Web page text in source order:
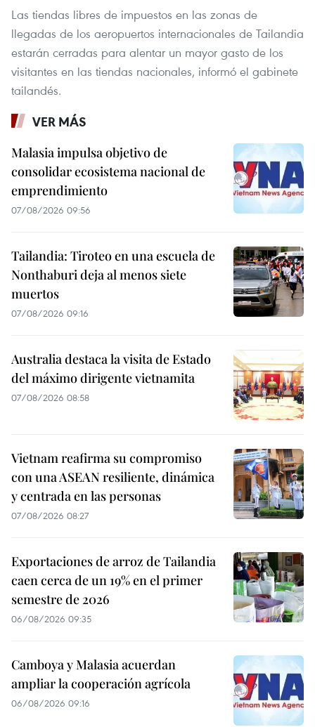
Las tiendas libres de impuestos en las zonas de
llegadas de los aeropuertos internacionales de Tailandia
estarán cerradas para alentar un mayor gasto de los
visitantes en las tiendas nacionales, informó el gabinete
tailandés.
VER MÁS
Malasia impulsa objetivo de
consolidar ecosistema nacional de
emprendimiento
07/08/2026 09:56
Tailandia: Tiroteo en una escuela de
Nonthaburi deja al menos siete
muertos
07/08/2026 09:16
Australia destaca la visita de Estado
del máximo dirigente vietnamita
07/08/2026 08:58
Vietnam reafirma su compromiso
con una ASEAN resiliente, dinámica
y centrada en las personas
07/08/2026 08:27
Exportaciones de arroz de Tailandia
caen cerca de un 19% en el primer
semestre de 2026
06/08/2026 09:35
Camboya y Malasia acuerdan
ampliar la cooperación agrícola
06/08/2026 09:16